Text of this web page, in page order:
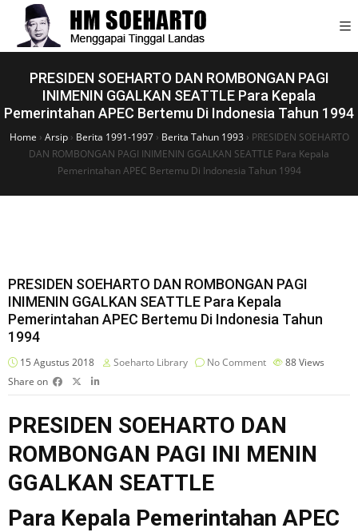
PRESIDEN SOEHARTO DAN ROMBONGAN PAGI
INIMENIN GGALKAN SEATTLE Para Kepala
Pemerintahan APEC Bertemu Di Indonesia Tahun 1994
Home › Arsip› Berita 1991-1997› Berita Tahun 1993› PRESIDEN SOEHARTO
DAN ROMBONGAN PAGI INIMENIN GGALKAN SEATTLE Para Kepala
Pemerintahan APEC Bertemu Di Indonesia Tahun 1994
PRESIDEN SOEHARTO DAN ROMBONGAN PAGI
INIMENIN GGALKAN SEATTLE Para Kepala
Pemerintahan APEC Bertemu Di Indonesia Tahun
1994
15 Agustus 2018 Soeharto Library No Comment 88Views
Share on
PRESIDEN SOEHARTO DAN
ROMBONGAN PAGI INI MENIN
GGALKAN SEATTLE
Para Kepala Pemerintahan APEC